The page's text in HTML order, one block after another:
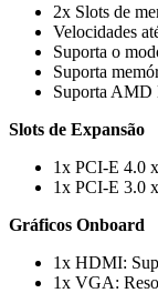
2x Slots de
Velocidades
Suporta o
Suporta
Suporta
Slots de Expansão
1x PCI-E 4.0
1x PCI-E 3.0
Gráficos Onboard
1x HDMI:
1x VGA: